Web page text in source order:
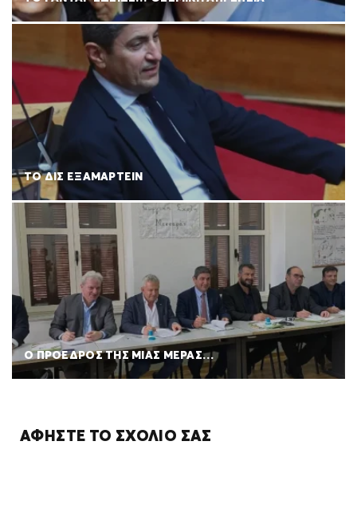
ΤΟ ΔΙΣ ΕΞΑΜΑΡΤΕΙΝ
Ο ΠΡΟΕΔΡΟΣ ΤΗΣ ΜΙΑΣ ΜΕΡΑΣ…
ΑΦΉΣΤΕ ΤΟ ΣΧΌΛΙΌ ΣΑΣ